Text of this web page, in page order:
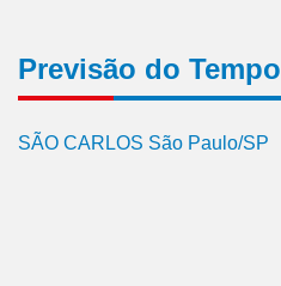
Previsão do Tempo
SÃO CARLOS São Paulo/SP